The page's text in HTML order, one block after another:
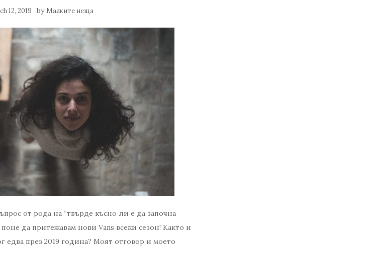
12, 2019 by Малките неща
от рода на “твърде късно ли е да започна
да притежавам нови Vans всеки сезон! Както и
едва през 2019 година? Моят отговор и моето